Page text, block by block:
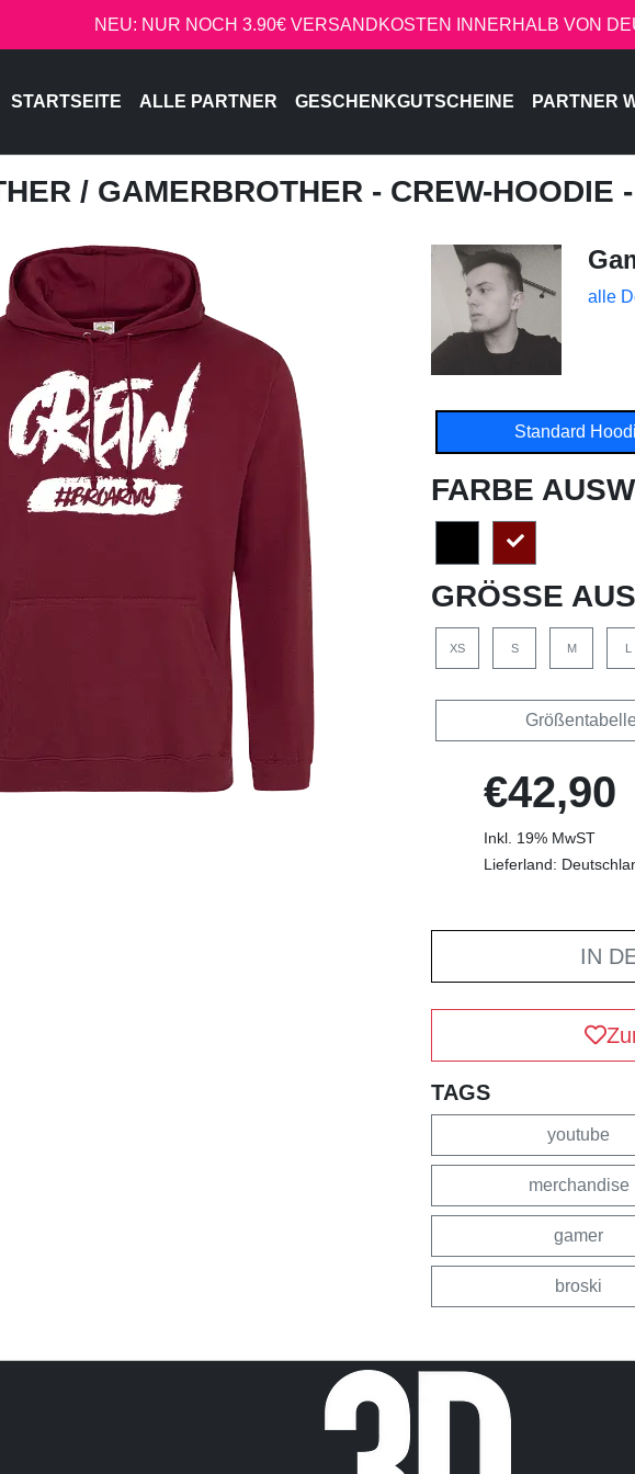
NEU: NUR NOCH 3.90€ VERSANDKOSTEN INNERHALB VON
STARTSEITE ALLE PARTNER GESCHENKGUTSCHEINE PARTNER
/ GAMERBROTHER - CREW-HOODIE
alle
Standard
FARBE
GRÖSSE
XS S M L
€42,90
Inkl. 19% MwST
Lieferland:
IN
TAGS
youtube
merchandise
gamer
broski